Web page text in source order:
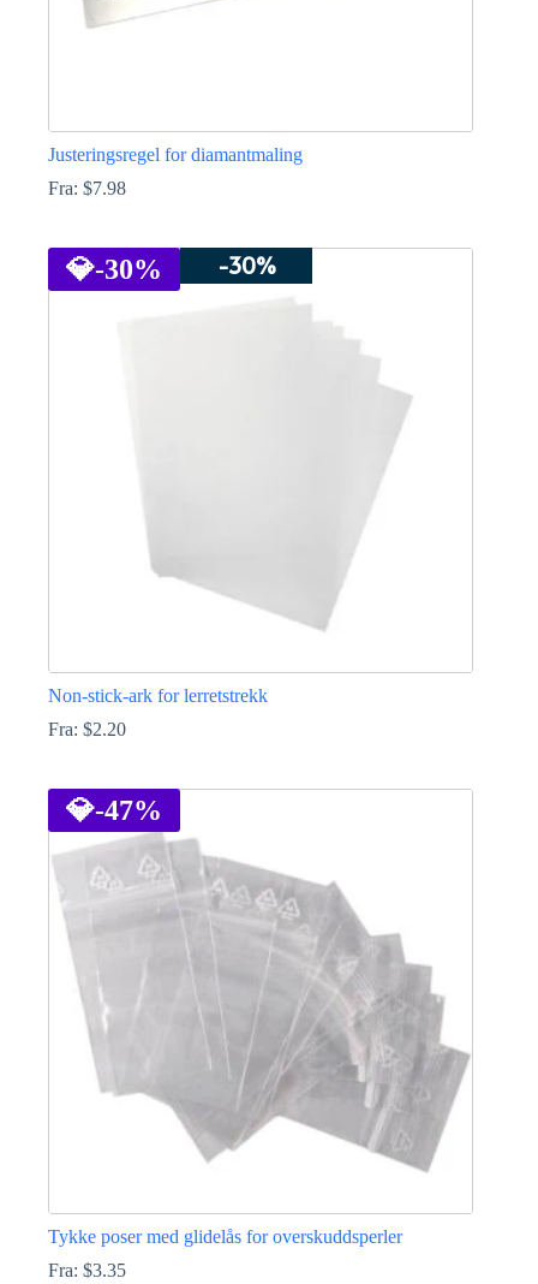
Justeringsregel for diamantmaling
Fra: $7.98
har
flere
💎-30% -30%
Non-stick-ark for lerretstrekk
Fra: $2.20
har
flere
varianter.
Alternativene
velges
produktsiden
💎-47%
Tykke poser med glidelås for overskuddsperler
Fra: $3.35